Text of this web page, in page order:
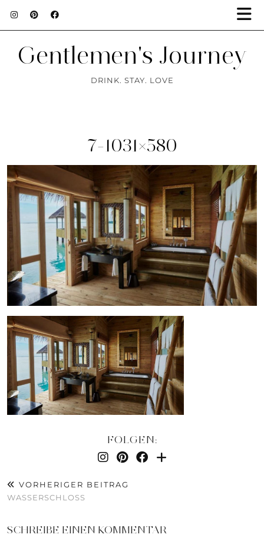
Gentlemen's Journey
DRINK. STAY. LOVE
7-1031×580
FOLGEN:
VORHERIGER BEITRAG
WASSERSCHLOSS
SCHREIBE EINEN KOMMENTAR